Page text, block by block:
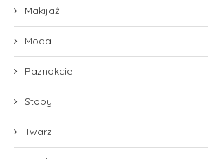
Makijaż
Moda
Paznokcie
Stopy
Twarz